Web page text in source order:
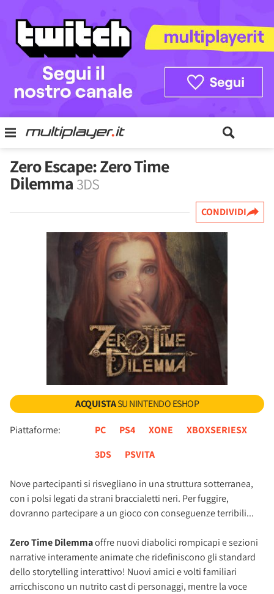
Zero Escape: Zero Time
Dilemma3DS
CONDIVIDI
ACQUISTASU NINTENDO ESHOP
Piattaforme: PC PS4 XONE
XBOXSERIESX
3DS
PSVITA
Nove partecipanti si risvegliano in una struttura sotterranea,
con i polsi legati da strani braccialetti neri. Per fuggire,
dovranno partecipare a un gioco con conseguenze terribili...
Zero Time Dilemmaoffre nuovi diabolici rompicapi e sezioni
narrative interamente animate che ridefiniscono gli standard
dello storytelling interattivo! Nuovi amici e volti familiari
arricchiscono un nutrito cast di personaggi, mentre la voce